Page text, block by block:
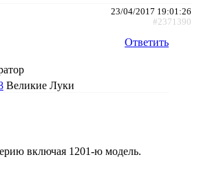
23/04/2017 19:01:26
#2371390
Ответить
Великие Луки
включая 1201-ю модель.